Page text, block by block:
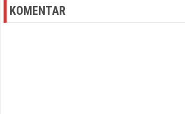
KOMENTAR